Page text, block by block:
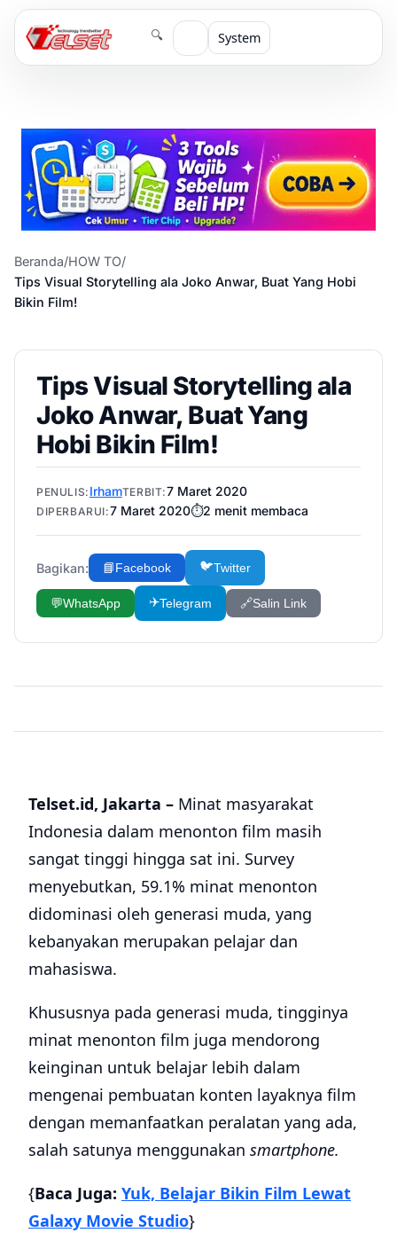
🔍 System
Beranda/HOW TO/
Tips Visual Storytelling ala Joko Anwar, Buat Yang Hobi
Bikin Film!
Tips Visual Storytelling ala
Joko Anwar, Buat Yang
Hobi Bikin Film!
PENULIS: IrhamTERBIT:7 Maret 2020
DIPERBARUI:7 Maret 2020⏱️2 menit membaca
Bagikan: 📘Facebook 🐦Twitter
💬WhatsApp ✈️Telegram 🔗Salin Link
Telset.id, Jakarta – Minat masyarakat
Indonesia dalam menonton film masih
sangat tinggi hingga sat ini. Survey
menyebutkan, 59.1% minat menonton
didominasi oleh generasi muda, yang
kebanyakan merupakan pelajar dan
mahasiswa.
Khususnya pada generasi muda, tingginya
minat menonton film juga mendorong
keinginan untuk belajar lebih dalam
mengenai pembuatan konten layaknya film
dengan memanfaatkan peralatan yang ada,
salah satunya menggunakan smartphone.
{Baca Juga: Yuk, Belajar Bikin Film Lewat
Galaxy Movie Studio}